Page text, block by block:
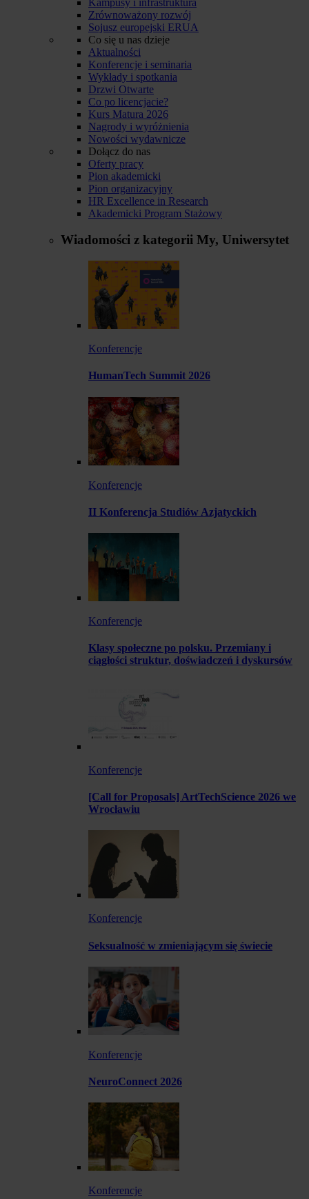
Zrównoważony rozwój
Sojusz europejski ERUA
Co się u nas dzieje
Aktualności
Konferencje i seminaria
Wykłady i spotkania
Drzwi Otwarte
Co po licencjacie?
Kurs Matura 2026
Nagrody i wyróżnienia
Nowości wydawnicze
Dołącz do nas
Oferty pracy
Pion akademicki
Pion organizacyjny
HR Excellence in Research
Akademicki Program Stażowy
Wiadomości z kategorii My, Uniwersytet
Konferencje
HumanTech Summit 2026
Konferencje
II Konferencja Studiów Azjatyckich
Konferencje
Klasy społeczne po polsku. Przemiany i
ciągłości struktur, doświadczeń i dyskursów
Konferencje
[Call for Proposals] ArtTechScience 2026 we
Wrocławiu
Konferencje
Seksualność w zmieniającym się świecie
Konferencje
NeuroConnect 2026
Konferencje